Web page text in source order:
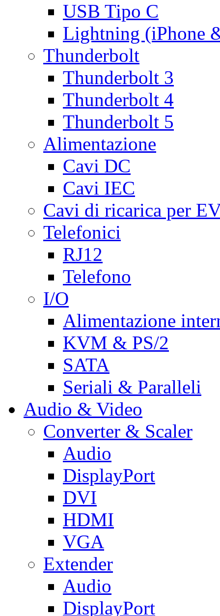
USB Tipo C
Lightning (iPhone
Thunderbolt
Thunderbolt 3
Thunderbolt 4
Thunderbolt 5
Alimentazione
Cavi DC
Cavi IEC
Cavi di ricarica per
Telefonici
RJ12
Telefono
I/O
Alimentazione
KVM & PS/2
SATA
Seriali & Paralleli
Audio & Video
Converter & Scaler
Audio
DisplayPort
DVI
HDMI
VGA
Extender
Audio
DisplayPort